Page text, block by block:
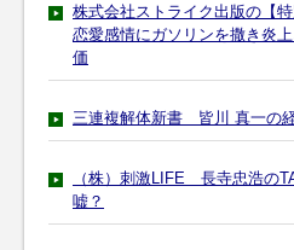
株式会社ストライク出版の【
恋愛感情にガソリンを撒き炎
価
三連複解体新書 皆川 真一の
（株）刺激LIFE 長寺忠浩の
嘘？